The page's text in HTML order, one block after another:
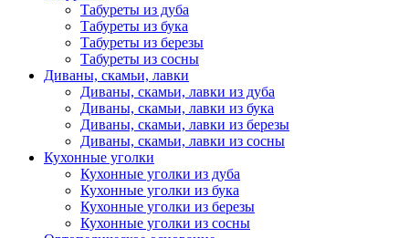
Табуреты из дуба
Табуреты из бука
Табуреты из березы
Табуреты из сосны
Диваны, скамьи, лавки
Диваны, скамьи, лавки из дуба
Диваны, скамьи, лавки из бука
Диваны, скамьи, лавки из березы
Диваны, скамьи, лавки из сосны
Кухонные уголки
Кухонные уголки из дуба
Кухонные уголки из бука
Кухонные уголки из березы
Кухонные уголки из сосны